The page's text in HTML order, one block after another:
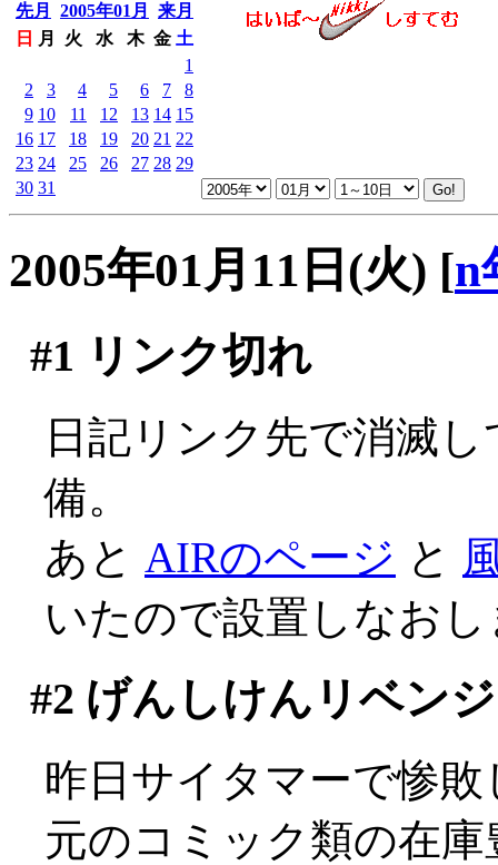
先月 2005年01月
来月
日
月 火 水 木 金 土
1
2
3 4 5 6 7
8
9 10 11 12 13 14 15
16 17 18 19 20 21 22
23 24 25 26 27 28 29
30 31
2005年01月11日(火) [n
#1 リンク切れ
日記リンク先で消滅
備。
あと AIRのページ と
いたので設置しなお
#2 げんしけんリベンジ
昨日サイタマーで惨
元のコミック類の在